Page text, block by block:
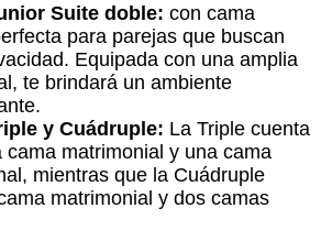
Suite doble: con cama
para parejas que buscan
Equipada con una amplia
te brindará un ambiente
y Cuádruple: La Triple cuenta
cama matrimonial y una cama
mientras que la Cuádruple
matrimonial y dos camas